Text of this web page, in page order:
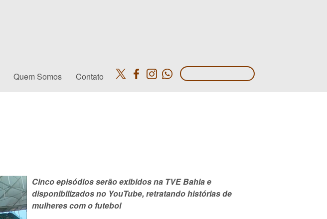
Quem Somos Contato
Cinco episódios serão exibidos na TVE Bahia e
disponibilizados no YouTube, retratando histórias de
mulheres com o futebol